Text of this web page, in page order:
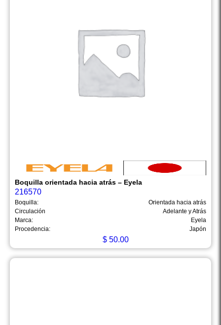
Boquilla orientada hacia atrás – Eyela
216570
Boquilla:
Orientada hacia atrás
Circulación
Adelante y Atrás
Marca:
Eyela
Procedencia:
Japón
$50.00